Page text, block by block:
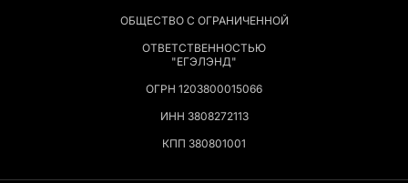
ОБЩЕСТВО С ОГРАНИЧЕННОЙ
ОТВЕТСТВЕННОСТЬЮ
"ЕГЭЛЭНД"
ОГРН 1203800015066
ИНН 3808272113
КПП 380801001